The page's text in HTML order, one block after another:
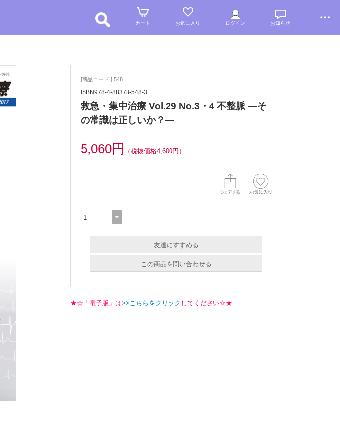
カート お気に入り ログイン お知らせ
[商品コード ] 548
ISBN978-4-88378-548-3
救急・集中治療 Vol.29 No.3・4 不整脈 —そ
の常識は正しいか？—
5,060円 （税抜価格4,600円）
友達にすすめる
この商品を問い合わせる
★☆「電子版」は>>こちらをクリック してください☆★